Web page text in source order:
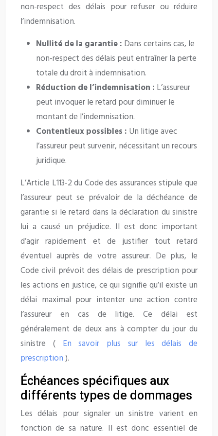
non-respect des délais pour refuser ou réduire
l’indemnisation.
Nullité de la garantie : Dans certains cas, le
non-respect des délais peut entraîner la perte
totale du droit à indemnisation.
Réduction de l’indemnisation : L’assureur
peut invoquer le retard pour diminuer le
montant de l’indemnisation.
Contentieux possibles : Un litige avec
l’assureur peut survenir, nécessitant un recours
juridique.
L’Article L113-2 du Code des assurances stipule que
l’assureur peut se prévaloir de la déchéance de
garantie si le retard dans la déclaration du sinistre
lui a causé un préjudice. Il est donc important
d’agir rapidement et de justifier tout retard
éventuel auprès de votre assureur. De plus, le
Code civil prévoit des délais de prescription pour
les actions en justice, ce qui signifie qu’il existe un
délai maximal pour intenter une action contre
l’assureur en cas de litige. Ce délai est
généralement de deux ans à compter du jour du
sinistre ( En savoir plus sur les délais de
prescription).
Échéances spécifiques aux
différents types de dommages
Les délais pour signaler un sinistre varient en
fonction de sa nature. Il est donc essentiel de